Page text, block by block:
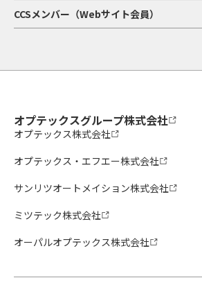
CCSメンバー（Webサイト会員）
オプテックスグループ株式会社
オプテックス株式会社
オプテックス・エフエー株式会社
サンリツオートメイション株式会社
ミツテック株式会社
オーパルオプテックス株式会社